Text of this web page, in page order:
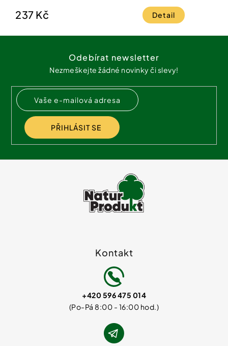
237 Kč Detail
Odebírat newsletter
Nezmeškejte žádné novinky či slevy!
PŘIHLÁSIT SE
Kontakt
+420 596 475 014